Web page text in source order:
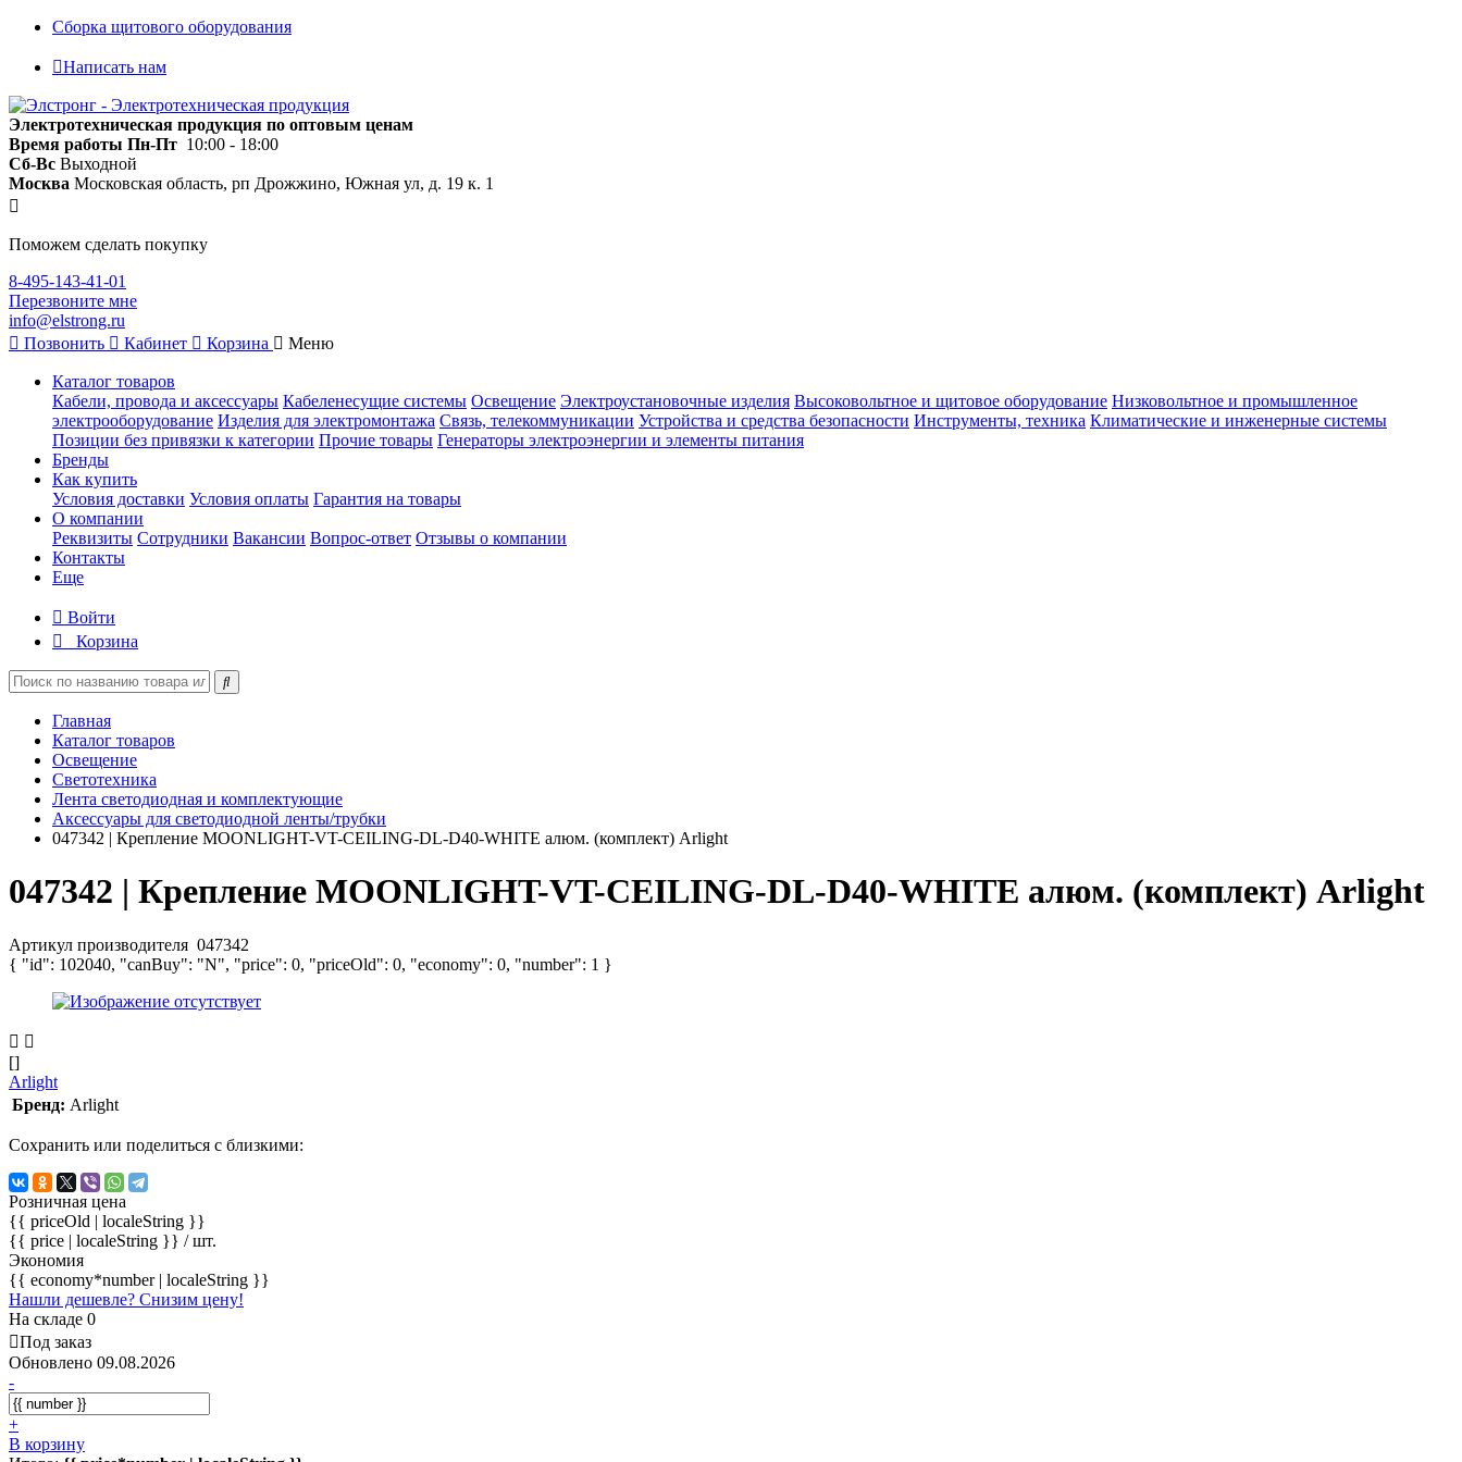
Сборка щитового оборудования
Написать нам
Электротехническая продукция по оптовым ценам
Время работы Пн-Пт 10:00 - 18:00
Сб-Вс Выходной
Москва Московская область, рп Дрожжино, Южная ул, д. 19 к. 1
Поможем сделать покупку
8-495-143-41-01
Перезвоните мне
info@elstrong.ru
Позвонить
Кабинет Корзина Меню
Каталог товаров
Кабели, провода и аксессуары Кабеленесущие системы Освещение Электроустановочные изделия Высоковольтное и щитовое оборудование Низковольтное и промышленное
электрооборудование Изделия для электромонтажа Связь, телекоммуникации Устройства и средства безопасности Инструменты, техника Климатические и инженерные системы
Позиции без привязки к категории Прочие товары Генераторы электроэнергии и элементы питания
Бренды
Как купить
Условия доставки Условия оплаты Гарантия на товары
О компании
Реквизиты Сотрудники Вакансии Вопрос-ответ Отзывы о компании
Контакты
Еще
Войти
Корзина
Главная
Каталог товаров
Освещение
Светотехника
Лента светодиодная и комплектующие
Аксессуары для светодиодной ленты/трубки
047342 | Крепление MOONLIGHT-VT-CEILING-DL-D40-WHITE алюм. (комплект) Arlight
047342 | Крепление MOONLIGHT-VT-CEILING-DL-D40-WHITE алюм. (комплект) Arlight
Артикул производителя 047342
{ "id": 102040, "canBuy": "N", "price": 0, "priceOld": 0, "economy": 0, "number": 1 }
[]
Arlight
Бренд: Arlight
Сохранить или поделиться с близкими:
Розничная цена
{{ priceOld | localeString }}
{{ price | localeString }} / шт.
Экономия
{{ economy*number | localeString }}
Нашли дешевле? Снизим цену!
На складе 0
Под заказ
Обновлено 09.08.2026
-
+
В корзину